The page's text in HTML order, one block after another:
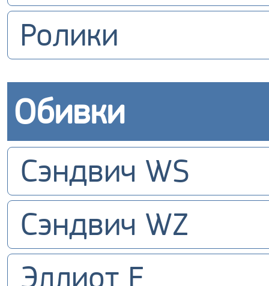
Ролики
Обивки
Сэндвич WS
Сэндвич WZ
Эллиот E